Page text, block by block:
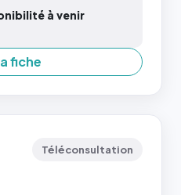
à venir
fiche
Téléconsultation